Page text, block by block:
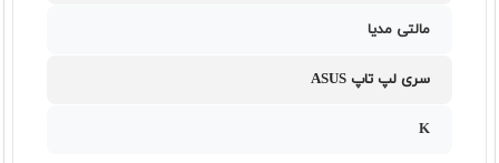
مالتی مدیا
سری لپ تاپ ASUS
K